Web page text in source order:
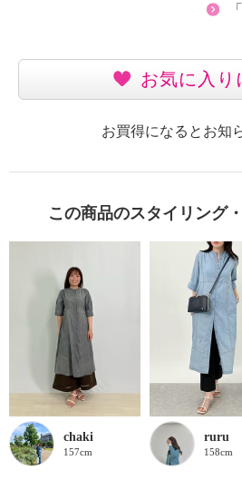
お気に入り
お買得になるとお知
この商品のスタイリング
chaki
157cm
ruru
158cm